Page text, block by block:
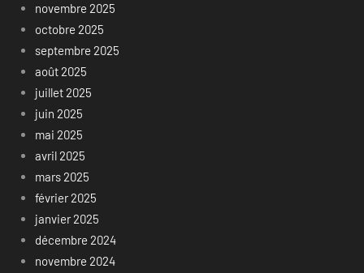
novembre 2025
octobre 2025
septembre 2025
août 2025
juillet 2025
juin 2025
mai 2025
avril 2025
mars 2025
février 2025
janvier 2025
décembre 2024
novembre 2024